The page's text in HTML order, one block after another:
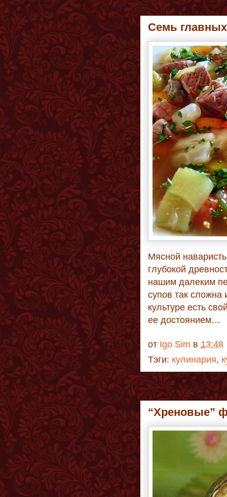
Семь
Мясной
глубокой
нашим далеким
супов так сложна
культуре есть
ее достоянием…
от Igo Sim в 13:48
Тэги: кулинария,
“Хреновые”